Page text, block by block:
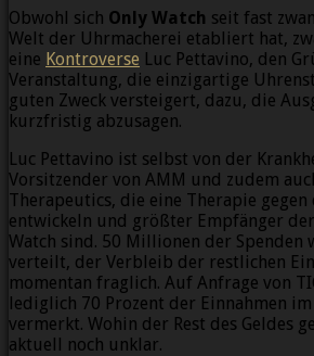
Obwohl sich Only Watch seit fast
Welt der Uhrmacherei etabliert hat,
eine Kontroverse Luc Pettavino, den
Veranstaltung, die einzigartige
guten Zweck versteigert, dazu, die
kurzfristig abzusagen.
Luc Pettavino ist selbst von der
Vorsitzender von AMM und zudem
Therapeutics, die eine Therapie gegen
entwickeln und größter Empfänger
Watch sind. 50 Millionen der Spenden
verteilt, der Verbleib der restlichen
momentan fraglich. Auf Anfrage von
lediglich 70 Prozent der Einnahmen
vermerkt. Wohin der Rest des Geldes
aktuell noch unklar.